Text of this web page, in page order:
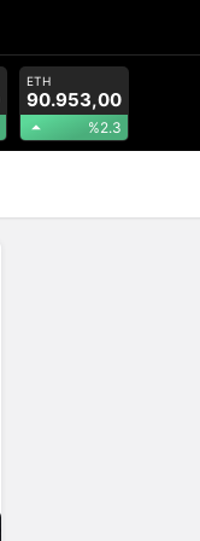
ETH
90.953,00
%2.3